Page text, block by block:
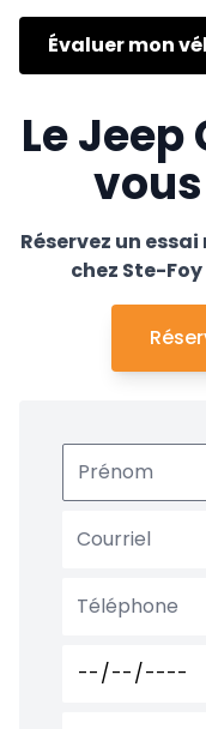
Évaluer mon
Le
Réservez un
chez Ste-